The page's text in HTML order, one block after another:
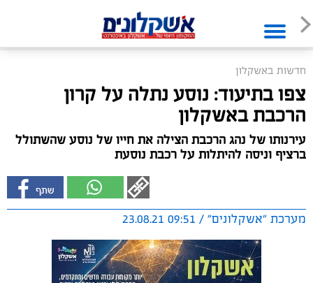
חדשות באשקלון
צפו בתיעוד: נוסע נתלה על קרון
הרכבת באשקלון
עירנותו של נהג הרכבת הצילה את חייו של נוסע שהשתולל
ברציף וניסה להיתלות על רכבת נוסעת
מערכת "אשקלונים" / 09:51 23.08.21